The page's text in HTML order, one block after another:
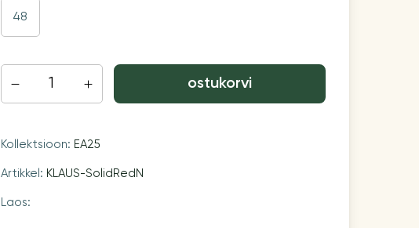
48
ostukorvi
Kollektsioon: EA25
Artikkel: KLAUS-SolidRedN
Laos: